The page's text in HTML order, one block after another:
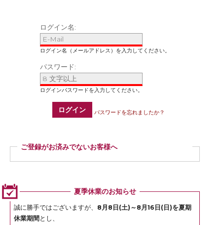
ログイン名:
パスワード:
ログイン パスワードを忘れましたか？
ご登録がお済みでないお客様へ
ご登録いただくと商品ご購入の際、お届け先情報などを毎回ご入力いただかなく
夏季休業のお知らせ
誠に勝手ではございますが、 8月8日(土)～8月16日(日)を夏期
休業期間 とし、